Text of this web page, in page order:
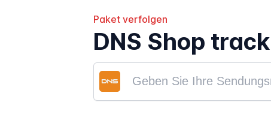
Paket verfolgen
DNS Shop